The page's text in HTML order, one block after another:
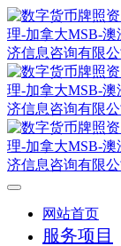
网站首页
服务项目